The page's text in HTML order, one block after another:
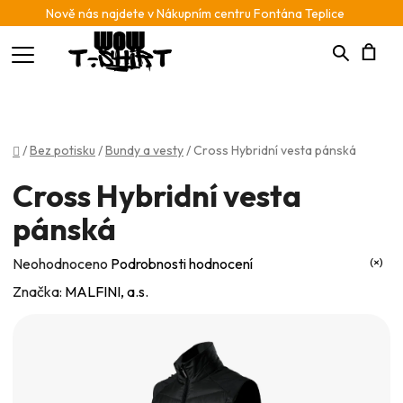
Nově nás najdete v Nákupním centru Fontána Teplice
Hledat
Domů
/Bez potisku /Bundy a vesty/Cross Hybridní vesta pánská
Cross Hybridní vesta
pánská
Průměrné
hodnocení
Neohodnoceno Podrobnosti hodnocení
Značka: MALFINI, a.s.